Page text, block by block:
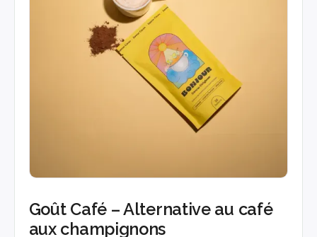
Goût Café – Alternative au café
aux champignons